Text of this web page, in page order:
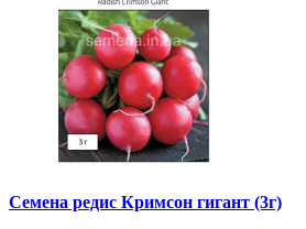
Семена редис Кримсон гигант (3г)